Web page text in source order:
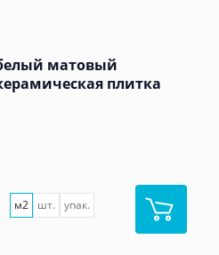
матовый
плитка
м2 шт. упак.